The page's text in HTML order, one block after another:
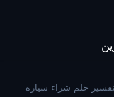
تفسير حلم شراء سيارة